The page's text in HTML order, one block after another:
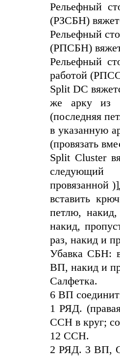
Рельефный
(РЗСБН)
Рельефный
(РПСБН)
Рельефный
работой
Split DC
же арку из
(последняя
в указанную
(провязать
Split Cluster
следующий
провязанной
вставить
петлю,
накид,
раз, накид и
Убавка СБН:
ВП, накид и
Салфетка.
6 ВП
1 РЯД.
ССН в круг;
12 CCН.
2 РЯД. 3 ВП,